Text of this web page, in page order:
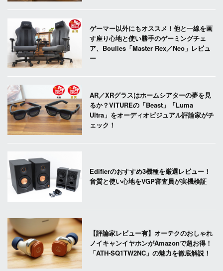
ゲーマー以外にもオススメ！他と一線を画
す座り心地と使い勝手のゲーミングチェ
ア、Boulies「Master Rex／Neo」レビュ
ー
AR／XRグラスはホームシアターの夢を見
るか？VITUREの「Beast」「Luma
Ultra」をオーディオビジュアル評論家がチ
ェック！
Edifierのおすすめ3機種を厳選レビュー！
音質と使い心地をVGP審査員が実機検証
【評論家レビュー有】オーテクのおしゃれ
ノイキャンイヤホンがAmazonで超お得！
「ATH-SQ1TW2NC」の魅力を徹底解説！